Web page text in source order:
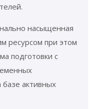
насыщенная
ресурсом при этом
подготовки с
активных